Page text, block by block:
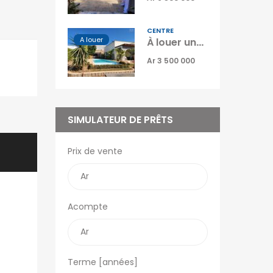
A louer
CENTRE
À louer une superbe villa de plain-pied T4 semi-meublée avec piscine située à Ambatobe Manazary Madagascar
Ar 3 500 000
SIMULATEUR DE PRÊTS
Prix de vente
Acompte
Terme [années]
Vidéos
OFIM Top Annonces
Immobilier Ouest la
Réunion
Le Blog d’OFIM